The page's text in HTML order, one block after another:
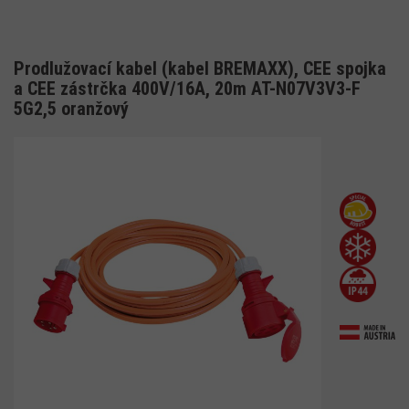
Prodlužovací kabel (kabel BREMAXX), CEE spojka
a CEE zástrčka 400V/16A, 20m AT-N07V3V3-F
5G2,5 oranžový